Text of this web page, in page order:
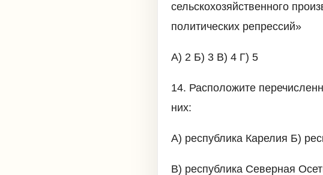
сельскохозяйственного
политических репрессий»
А) 2 Б) 3 В) 4 Г) 5
14. Расположите
них:
А) республика Карелия Б)
В) республика Северная